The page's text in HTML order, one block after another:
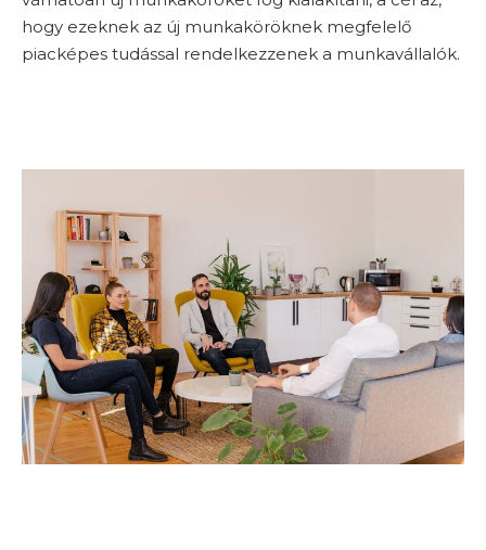
hogy ezeknek az új munkaköröknek megfelelő
piacképes tudással rendelkezzenek a munkavállalók.